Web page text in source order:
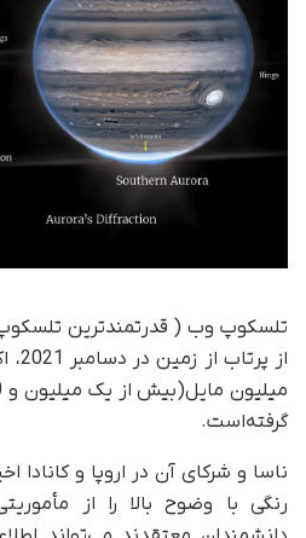
تلسکوپ وب ( قدرتمندترین
از
گرفته‌است.
ناسا و شرکای آن در اروپا و کانادا
رنگی با وضوح بالا را از